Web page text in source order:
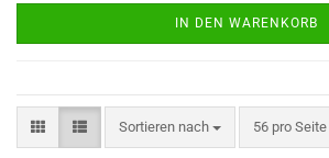
IN DEN WARENKORB
Sortieren nach
Sortieren nach 56 pro Seite
pro Seite